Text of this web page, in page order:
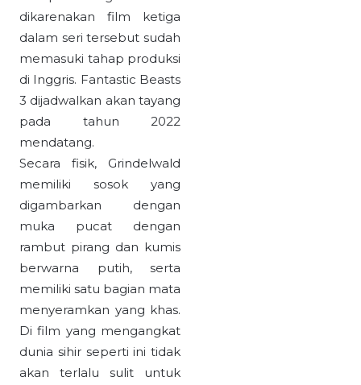
dikarenakan film ketiga
dalam seri tersebut sudah
memasuki tahap produksi
di Inggris. Fantastic Beasts
3 dijadwalkan akan tayang
pada tahun 2022
mendatang.
Secara fisik, Grindelwald
memiliki sosok yang
digambarkan dengan
muka pucat dengan
rambut pirang dan kumis
berwarna putih, serta
memiliki satu bagian mata
menyeramkan yang khas.
Di film yang mengangkat
dunia sihir seperti ini tidak
akan terlalu sulit untuk